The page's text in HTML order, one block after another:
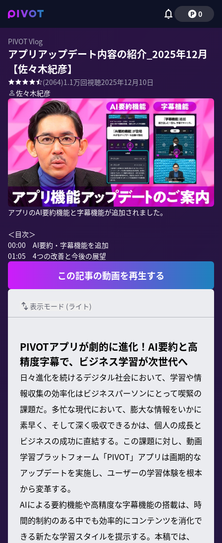
0
PIVOT Vlog
アプリアップデート内容の紹介_2025年12月
【佐々木紀彦】
(2064)1.1万回視聴2025年12月10日
佐々木紀彦
アプリのAI要約機能と字幕機能が追加されました。
＜目次＞
00:00　AI要約・字幕機能を追加
01:05　4つの改善と今後の展望
この記事の動画を再生する
表示モード (ライト)
PIVOTアプリが劇的に進化！AI要約と高
精度字幕で、ビジネス学習が次世代へ
日々進化を続けるデジタル社会において、学習や情
報収集の効率化はビジネスパーソンにとって喫緊の
課題だ。多忙な現代において、膨大な情報をいかに
素早く、そして深く吸収できるかは、個人の成長と
ビジネスの成功に直結する。この課題に対し、動画
学習プラットフォーム「PIVOT」アプリは画期的な
アップデートを実施し、ユーザーの学習体験を根本
から変革する。
AIによる要約機能や高精度な字幕機能の搭載は、時
間的制約のある中でも効率的にコンテンツを消化で
きる新たな学習スタイルを提示する。本稿では、